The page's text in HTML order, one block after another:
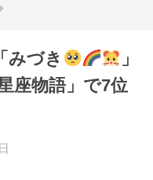
みづき
」
座物語」で7位